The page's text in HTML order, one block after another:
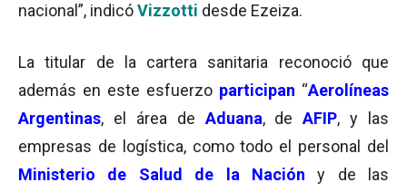
nacional”, indicóVizzotti desde Ezeiza.
La titular de la cartera sanitaria reconoció que
además en este esfuerzo participan “Aerolíneas
Argentinas, el área de Aduana, deAFIP, y las
empresas de logística, como todo el personal del
Ministerio de Salud de la Nación y de las